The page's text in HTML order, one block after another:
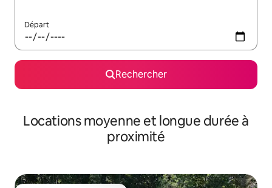
Départ
Rechercher
Locations moyenne et longue durée à
proximité